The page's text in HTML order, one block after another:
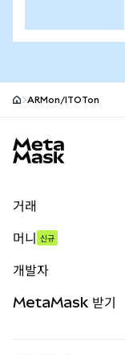
ARMon/ITOTon
거래
무기한 선물
실물자산
머니 신규
개발자
MetaMask 받기